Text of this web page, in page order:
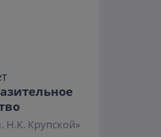
Крупской»